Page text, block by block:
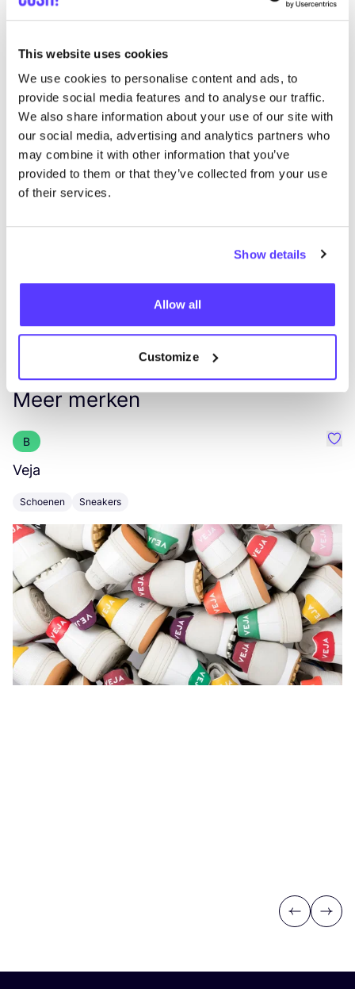
This website uses cookies
We use cookies to personalise content and ads, to
provide social media features and to analyse our traffic.
We also share information about your use of our site with
our social media, advertising and analytics partners who
may combine it with other information that you’ve
provided to them or that they’ve collected from your use
of their services.
Show details
Allow all
Customize
zoekcriteria.
Toon alle winkels
Meer merken
B
Veja
Schoenen Sneakers
Previous
Next